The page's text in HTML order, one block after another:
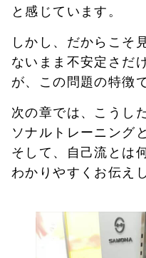
と感じています。
しかし、だからこそ
ないまま不安定さだ
が、この問題の特徴で
次の章では、こうし
ソナルトレーニング
そして、自己流とは
わかりやすくお伝え